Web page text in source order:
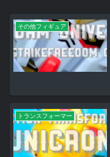
その他フィギュア
トランスフォーマー